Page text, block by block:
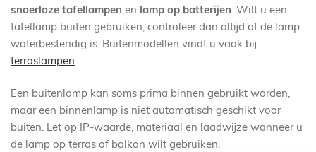
snoerloze tafellampen en lamp op batterijen. Wilt u een
tafellamp buiten gebruiken, controleer dan altijd of de lamp
waterbestendig is. Buitenmodellen vindt u vaak bij
terraslampen.
Een buitenlamp kan soms prima binnen gebruikt worden,
maar een binnenlamp is niet automatisch geschikt voor
buiten. Let op IP-waarde, materiaal en laadwijze wanneer u
de lamp op terras of balkon wilt gebruiken.